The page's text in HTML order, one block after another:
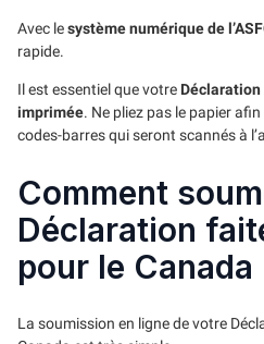
Avec lesystème numérique de
rapide.
Il est essentiel que votre
imprimée. Ne pliez pas le papier
codes-barres qui seront scannés à
Comment
Déclaration
pour le Canada
La soumission en ligne de votre